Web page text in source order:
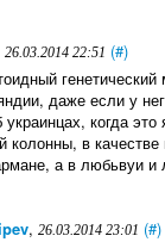
26.03.2014 22:51 (#)
даже если у
когда это
колонны, в
а в любьвуи
,26.03.2014 23:01 (#)